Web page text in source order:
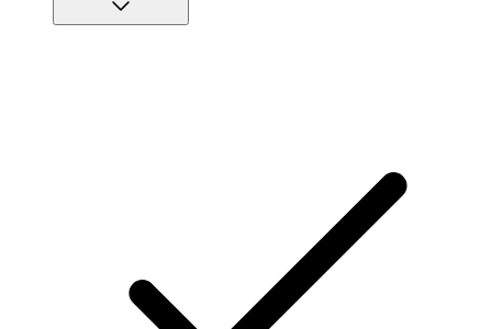
Short ontworpen voor extra bewegingsvrijheid en
Elastisch binnenbroekje voor de juiste ondersteuning
Zijsplitten voor extra bewegingsvrijheid
4-Way stretch voor meer bewegingsvrijheid
Gemaakt van gerecycled polyester
Binnenbeenlengte: 5 Inch = ca. 13 cm